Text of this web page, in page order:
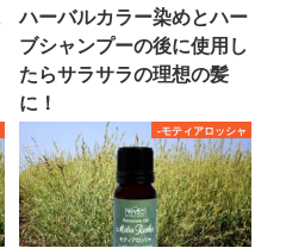
ハーバルカラー染めとハー
ブシャンプーの後に使用し
たらサラサラの理想の髪
に！
-モティアロッシャ